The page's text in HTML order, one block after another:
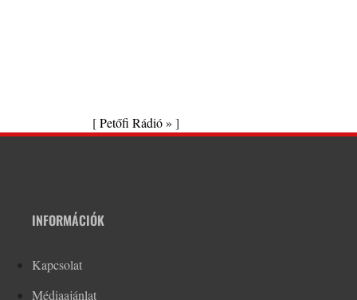
[Petőfi Rádió » ]
INFORMÁCIÓK
Kapcsolat
Médiaajánlat